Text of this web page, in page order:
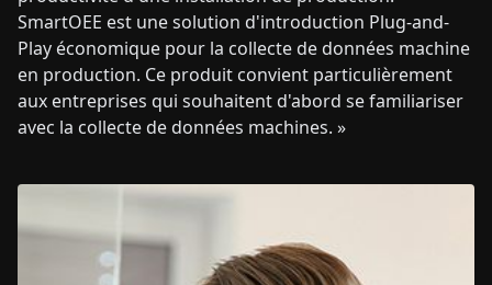
SmartOEE est une solution d'introduction Plug-and-
Play économique pour la collecte de données machine
en production. Ce produit convient particulièrement
aux entreprises qui souhaitent d'abord se familiariser
avec la collecte de données machines. »